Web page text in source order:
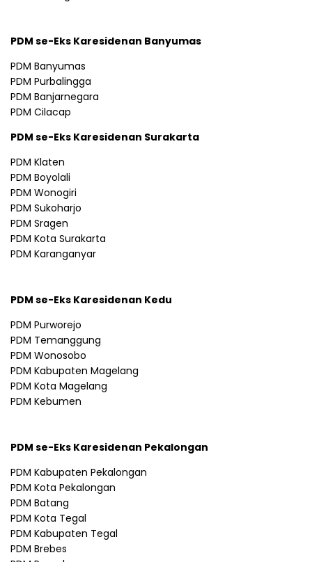
PDM se-Eks Karesidenan Banyumas
PDM Banyumas
PDM Purbalingga
PDM Banjarnegara
PDM Cilacap
PDM se-Eks Karesidenan Surakarta
PDM Klaten
PDM Boyolali
PDM Wonogiri
PDM Sukoharjo
PDM Sragen
PDM Kota Surakarta
PDM Karanganyar
PDM se-Eks Karesidenan Kedu
PDM Purworejo
PDM Temanggung
PDM Wonosobo
PDM Kabupaten Magelang
PDM Kota Magelang
PDM Kebumen
PDM se-Eks Karesidenan Pekalongan
PDM Kabupaten Pekalongan
PDM Kota Pekalongan
PDM Batang
PDM Kota Tegal
PDM Kabupaten Tegal
PDM Brebes